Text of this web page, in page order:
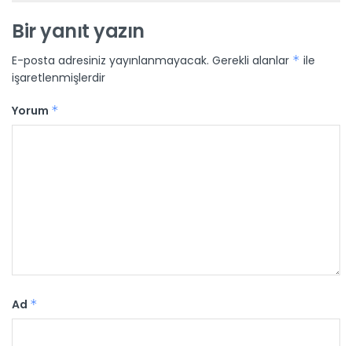
Bir yanıt yazın
E-posta adresiniz yayınlanmayacak. Gerekli alanlar * ile
işaretlenmişlerdir
Yorum *
Ad *